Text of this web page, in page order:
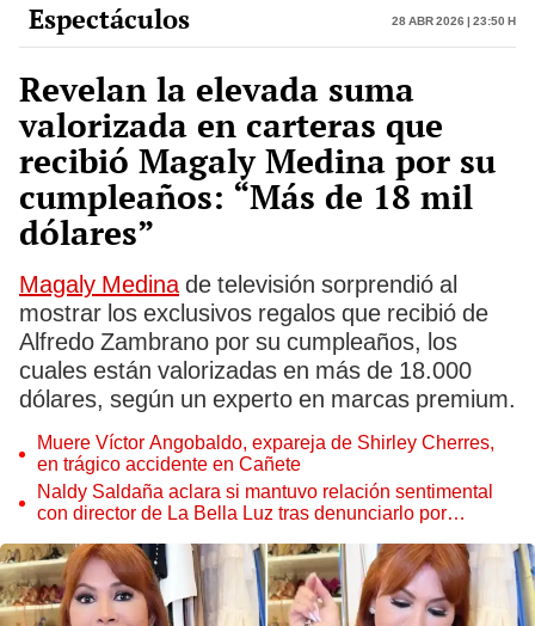
Espectáculos 28 Abr 2026 | 23:50 h
Revelan la elevada suma
valorizada en carteras que
recibió Magaly Medina por su
cumpleaños: “Más de 18 mil
dólares”
Magaly Medinade televisión sorprendió al
mostrar los exclusivos regalos que recibió de
Alfredo Zambrano por su cumpleaños, los
cuales están valorizadas en más de 18.000
dólares, según un experto en marcas premium.
Muere Víctor Angobaldo, expareja de Shirley Cherres,
en trágico accidente en Cañete
Naldy Saldaña aclara si mantuvo relación sentimental
con director de La Bella Luz tras denunciarlo por